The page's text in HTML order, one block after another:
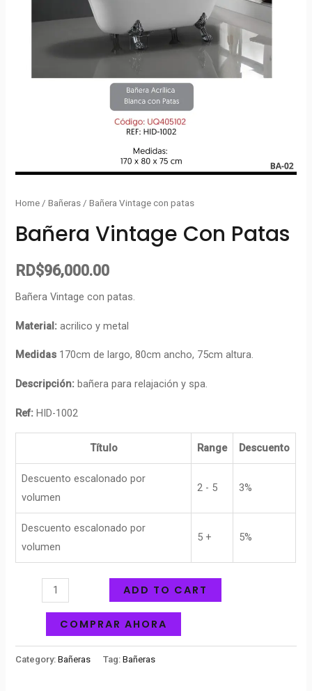
Home /Bañeras / Bañera Vintage con patas
Bañera Vintage Con Patas
RD$96,000.00
Bañera Vintage con patas.
Material: acrilico y metal
Medidas 170cm de largo, 80cm ancho, 75cm altura.
Descripción: bañera para relajación y spa.
Ref: HID-1002
Título Range Descuento
Descuento escalonado por
volumen
2 - 5 3%
Descuento escalonado por
volumen
5 + 5%
ADD TO CART
COMPRAR AHORA
Category:Bañeras Tag:Bañeras